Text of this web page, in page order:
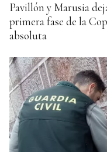
Pavillón y Marusia
primera fase de la
absoluta